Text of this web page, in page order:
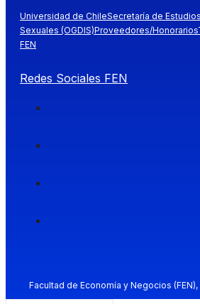
Universidad de ChileSecretaría de Estudios
Sexuales (OGDIS)Proveedores/Honorarios
FEN
Redes Sociales FEN
Facultad de Economía y Negocios